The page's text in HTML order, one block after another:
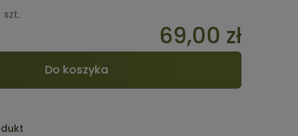
szt.
69,00 zł
Do koszyka